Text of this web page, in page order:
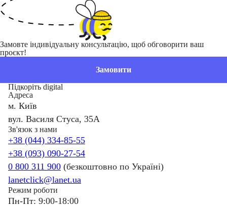
Замовте індивідуальну консультацію, щоб обговорити ваш
проєкт!
Замовити
Підкоріть digital
Адреса
м. Київ
вул. Василя Стуса, 35А
Зв'язок з нами
+38 (044) 334-85-55
+38 (093) 090-27-54
0 800 311 900 (безкоштовно по Україні)
lanetclick@lanet.ua
Режим роботи
Пн-Пт: 9:00-18:00